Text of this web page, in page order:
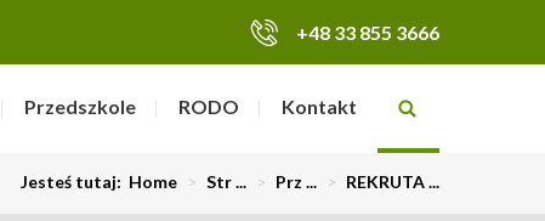
+48 33 855 3666
Przedszkole RODO Kontakt
Jesteś tutaj: Home > Str ... > Prz ... > REKRUTA ...